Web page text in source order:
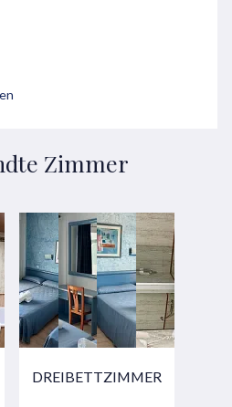
Zimmer
DREIBETTZIMMER